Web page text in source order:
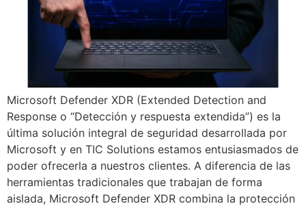
Microsoft Defender XDR (Extended Detection and
Response o “Detección y respuesta extendida”) es la
última solución integral de seguridad desarrollada por
Microsoft y en TIC Solutions estamos entusiasmados de
poder ofrecerla a nuestros clientes. A diferencia de las
herramientas tradicionales que trabajan de forma
aislada, Microsoft Defender XDR combina la protección